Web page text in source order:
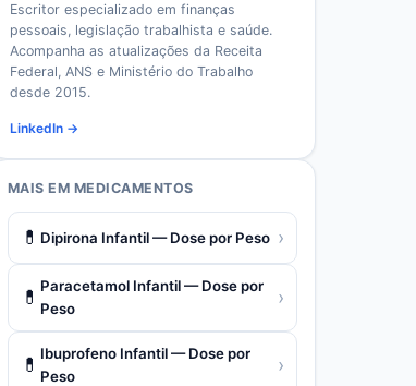
Escritor especializado em finanças
pessoais, legislação trabalhista e saúde.
Acompanha as atualizações da Receita
Federal, ANS e Ministério do Trabalho
desde 2015.
LinkedIn →
MAIS EM MEDICAMENTOS
💊 Dipirona Infantil — Dose por Peso ›
💊 Paracetamol Infantil — Dose por
Peso
›
💊 Ibuprofeno Infantil — Dose por
Peso
›